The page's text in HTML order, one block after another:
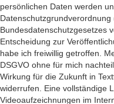
persönlichen Daten werden
Datenschutzgrundverordnung
Bundesdatenschutzgesetzes
Entscheidung zur
habe ich freiwillig getroffen.
DSGVO ohne für mich
Wirkung für die Zukunft in
widerrufen. Eine vollständige
Videoaufzeichnungen im